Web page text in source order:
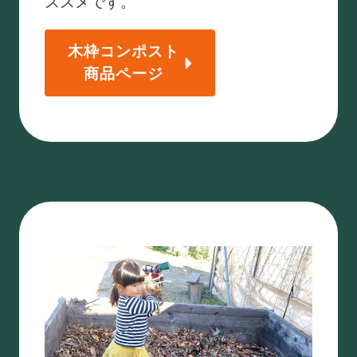
木枠コンポスト
商品ページ